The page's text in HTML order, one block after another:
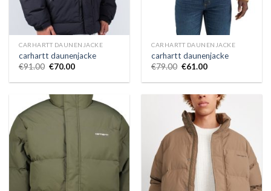
CARHARTT DAUNENJACKE
carhartt daunenjacke
€91.00 €70.00
CARHARTT DAUNENJACKE
carhartt daunenjacke
€79.00 €61.00